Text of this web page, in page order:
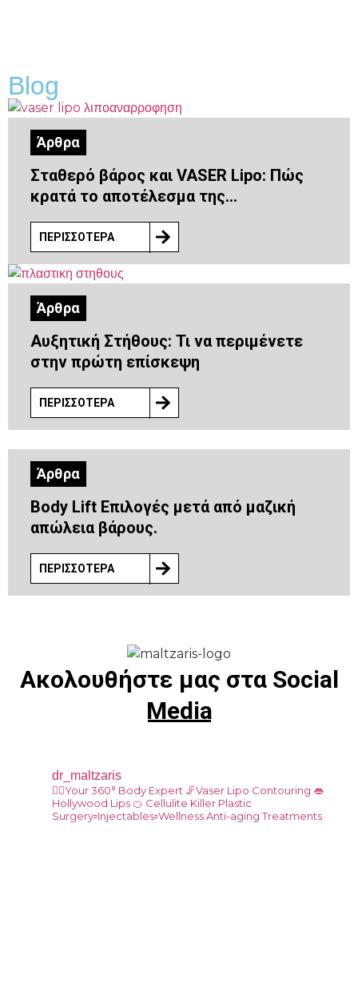
Blog
Άρθρα
Σταθερό βάρος και VASER Lipo: Πώς
κρατά το αποτέλεσμα της
λιποαναρρόφησης
ΠΕΡΙΣΣΟΤΕΡΑ
Άρθρα
Αυξητική Στήθους: Τι να περιμένετε
στην πρώτη επίσκεψη
ΠΕΡΙΣΣΟΤΕΡΑ
Άρθρα
Body Lift Επιλογές μετά από μαζική
απώλεια βάρους.
ΠΕΡΙΣΣΟΤΕΡΑ
Ακολουθήστε μας στα Social
Media
dr_maltzaris
👨‍⚕️Your 360° Body Expert 🦵Vaser Lipo Contouring 👄
Hollywood Lips🍊 Cellulite Killer Plastic
Surgery▫️Injectables▫️Wellness Anti-aging Treatments